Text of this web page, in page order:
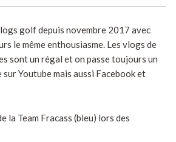
golf depuis novembre 2017 avec
le même enthousiasme. Les vlogs de
sont un régal et on passe toujours un
sur Youtube mais aussi Facebook et
la Team Fracass (bleu) lors des